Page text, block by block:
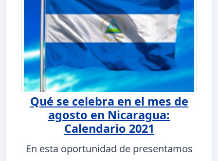
Qué se celebra en el mes de
agosto en Nicaragua:
Calendario 2021
En esta oportunidad de presentamos